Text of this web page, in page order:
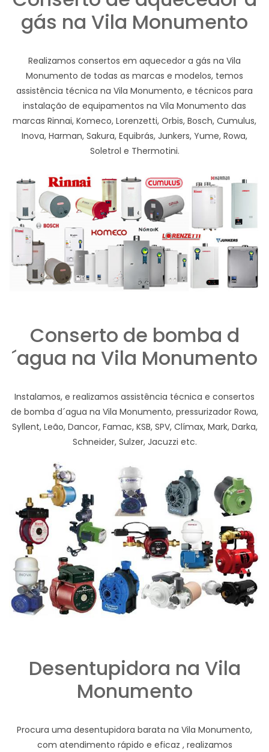
gás na Vila Monumento
Realizamos consertos em aquecedor a gás na Vila
Monumento de todas as marcas e modelos, temos
assistência técnica na Vila Monumento, e técnicos para
instalação de equipamentos na Vila Monumento das
marcas Rinnai, Komeco, Lorenzetti, Orbis, Bosch, Cumulus,
Inova, Harman, Sakura, Equibrás, Junkers, Yume, Rowa,
Soletrol e Thermotini.
Conserto de bomba d
´agua na Vila Monumento
Instalamos, e realizamos assistência técnica e consertos
de bomba d´agua na Vila Monumento, pressurizador Rowa,
Syllent, Leão, Dancor, Famac, KSB, SPV, Clímax, Mark, Darka,
Schneider, Sulzer, Jacuzzi etc.
Desentupidora na Vila
Monumento
Procura uma desentupidora barata na Vila Monumento,
com atendimento rápido e eficaz , realizamos